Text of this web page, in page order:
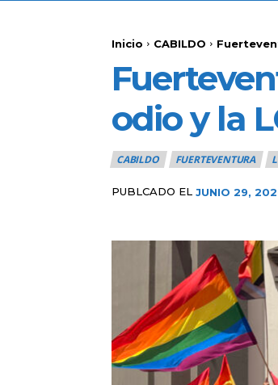
Inicio CABILDO
odio y la
CABILDO FUERTEVENTURA
PUBLCADO EL JUNIO 29,